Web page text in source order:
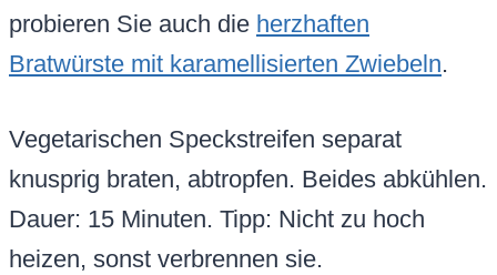
probieren Sie auch die herzhaften
Bratwürste mit karamellisierten Zwiebeln.
Vegetarischen Speckstreifen separat
knusprig braten, abtropfen. Beides abkühlen.
Dauer: 15 Minuten. Tipp: Nicht zu hoch
heizen, sonst verbrennen sie.